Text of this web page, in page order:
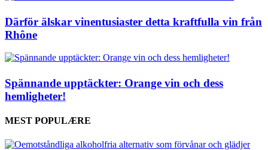
Därför älskar vinentusiaster detta kraftfulla vin från
Rhône
Spännande upptäckter: Orange vin och dess
hemligheter!
MEST POPULÆRE